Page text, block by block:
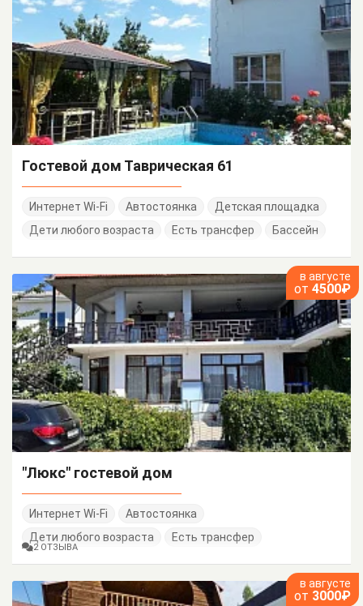
Гостевой дом Таврическая 61
Интернет Wi-Fi Автостоянка
Детская площадка
Дети любого возраста
Есть трансфер Бассейн
в августе
от 4500₽
"Люкс" гостевой дом
Интернет Wi-Fi
Автостоянка
Дети любого возраста
Есть трансфер
2 ОТЗЫВА
в августе
от 3000₽